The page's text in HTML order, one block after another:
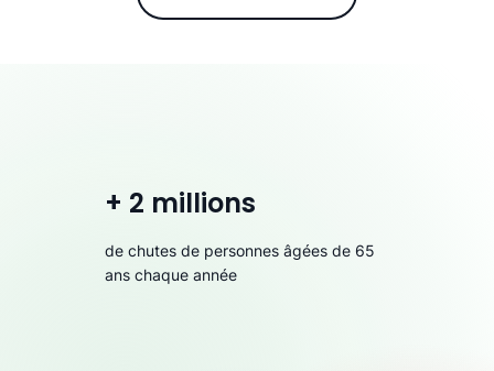
+ 2 millions
de chutes de personnes âgées de 65
ans chaque année